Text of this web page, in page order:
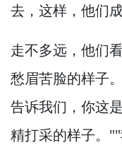
去， 这样， 他们
走不多远， 他们
愁眉苦脸的样子。
告诉我们， 你这
精打采的样子。